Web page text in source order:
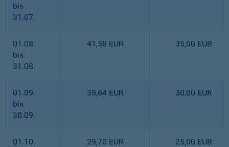
bis
31.07.
01.08.
bis
31.08.
41,58 EUR 35,00 EUR
01.09.
bis
30.09.
35,64 EUR 30,00 EUR
01.10. 29,70 EUR 25,00 EUR